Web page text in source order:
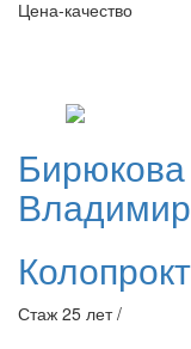
Цена-качество
Бирюкова
Стаж 25 лет /